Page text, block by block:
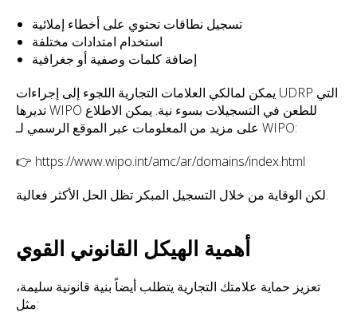
تسجيل نطاقات تحتوي على أخطاء إملائية
استخدام امتدادات مختلفة
إضافة كلمات وصفية أو جغرافية
يمكن لمالكي العلامات التجارية اللجوء إلى إجراءات UDRP التي
تديرها WIPO للطعن في التسجيلات بسوء نية. يمكن الاطلاع
على مزيد من المعلومات عبر الموقع الرسمي لـ WIPO:
👉 https://www.wipo.int/amc/ar/domains/index.html
لكن الوقاية من خلال التسجيل المبكر تظل الحل الأكثر فعالية.
أهمية الهيكل القانوني القوي
تعزيز حماية علامتك التجارية يتطلب أيضاً بنية قانونية سليمة،
مثل: